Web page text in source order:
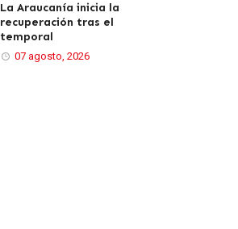
La Araucanía inicia la
recuperación tras el
temporal
07 agosto, 2026